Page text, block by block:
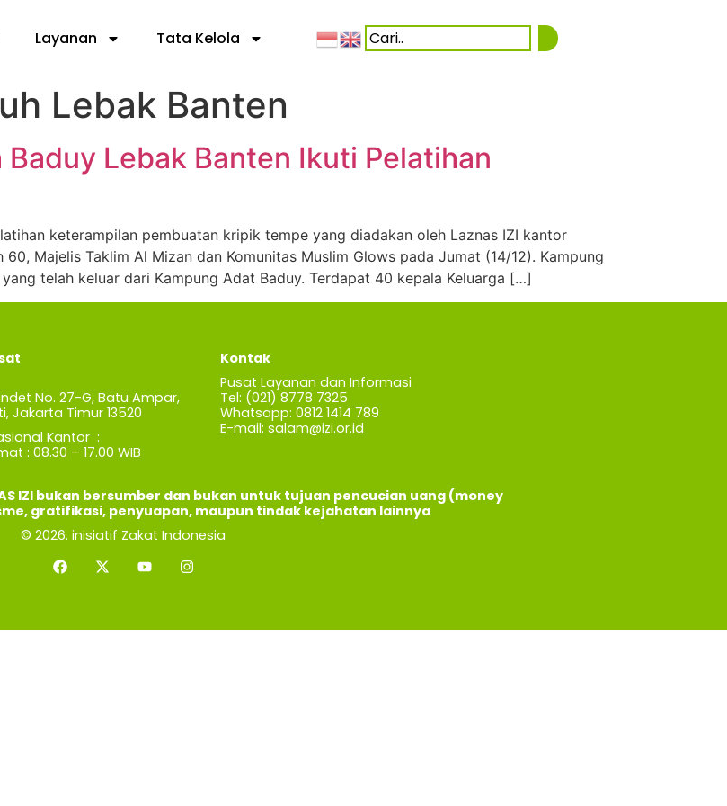
Layanan Tata Kelola
Lebak Banten
Lebak Banten Ikuti Pelatihan
keterampilan pembuatan kripik tempe yang diadakan oleh Laznas IZI kantor
Majelis Taklim Al Mizan dan Komunitas Muslim Glows pada Jumat (14/12). Kampung
telah keluar dari Kampung Adat Baduy. Terdapat 40 kepala Keluarga […]
No. 27-G, Batu Ampar,
Jakarta Timur 13520
Kantor :
: 08.30 – 17.00 WIB
Kontak
Pusat Layanan dan Informasi
Tel: (021) 8778 7325
Whatsapp: 0812 1414 789
E-mail: salam@izi.or.id
IZI bukan bersumber dan bukan untuk tujuan pencucian uang (money
gratifikasi, penyuapan, maupun tindak kejahatan lainnya
© 2026. inisiatif Zakat Indonesia